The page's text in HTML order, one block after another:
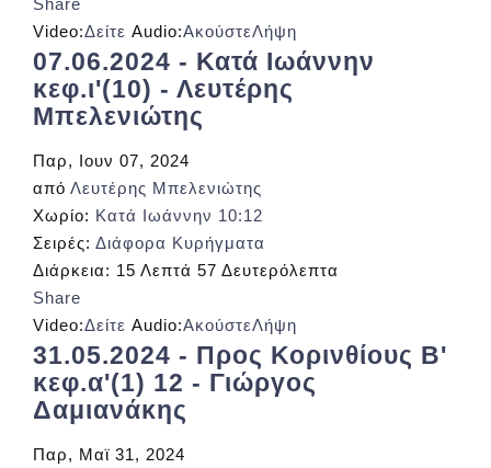
Share
Video:Δείτε Audio:ΑκούστεΛήψη
07.06.2024 - Κατά Ιωάννην
κεφ.ι'(10) - Λευτέρης
Μπελενιώτης
Παρ, Ιουν 07, 2024
από Λευτέρης Μπελενιώτης
Χωρίο: Κατά Ιωάννην 10:12
Σειρές: Διάφορα Κυρήγματα
Διάρκεια: 15 Λεπτά 57 Δευτερόλεπτα
Share
Video:Δείτε Audio:ΑκούστεΛήψη
31.05.2024 - Προς Κορινθίους B'
κεφ.α'(1) 12 - Γιώργος
Δαμιανάκης
Παρ, Μαϊ 31, 2024